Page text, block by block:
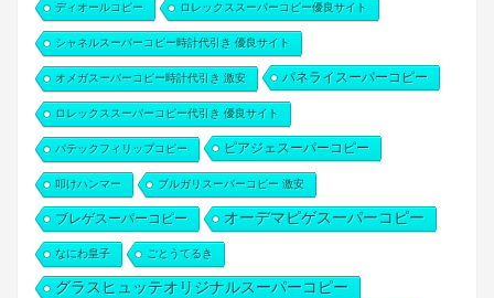
ディオールコピー ロレックススーパーコピー優良サイト
シャネルスーパーコピー時計代引き 優良サイト
オメガスーパーコピー時計代引き 激安 パネライスーパーコピー
ロレックススーパーコピー代引き 優良サイト
パテックフィリップコピー ピアジェスーパーコピー
叩けハンマー ブルガリスーパーコピー 激安
ブレゲスーパーコピー オーデマピゲスーパーコピー
なにわ皇子 ごとうてるき
グラスヒュッテオリジナルスーパーコピー